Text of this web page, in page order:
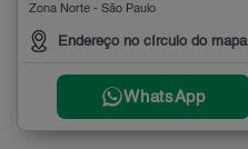
Zona Norte - São Paulo
Endereço no círculo do mapa
WhatsApp